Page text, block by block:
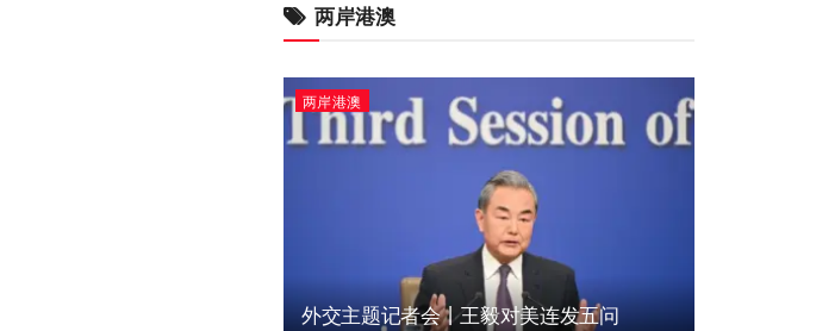
两岸港澳
两岸港澳
外交主题记者会丨王毅对美连发五问